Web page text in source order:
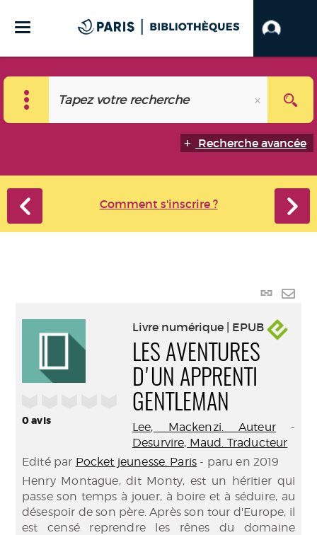
Recherche avancée
Comment s'inscrire ?
Lien
0avis
Livre numérique | EPUB
LES AVENTURES
D'UN APPRENTI
GENTLEMAN
Lee, Mackenzi. Auteur-
Desurvire, Maud. Traducteur
Edité par Pocket jeunesse. Paris - paru en 2019
Henry Montague, dit Monty, est un héritier qui
passe son temps à jouer, à boire et à séduire, au
désespoir de son père. Après son tour d'Europe, il
est censé reprendre les rênes du domaine